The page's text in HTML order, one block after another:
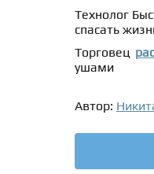
Технолог
спасать
Торговец
ушами
Автор: